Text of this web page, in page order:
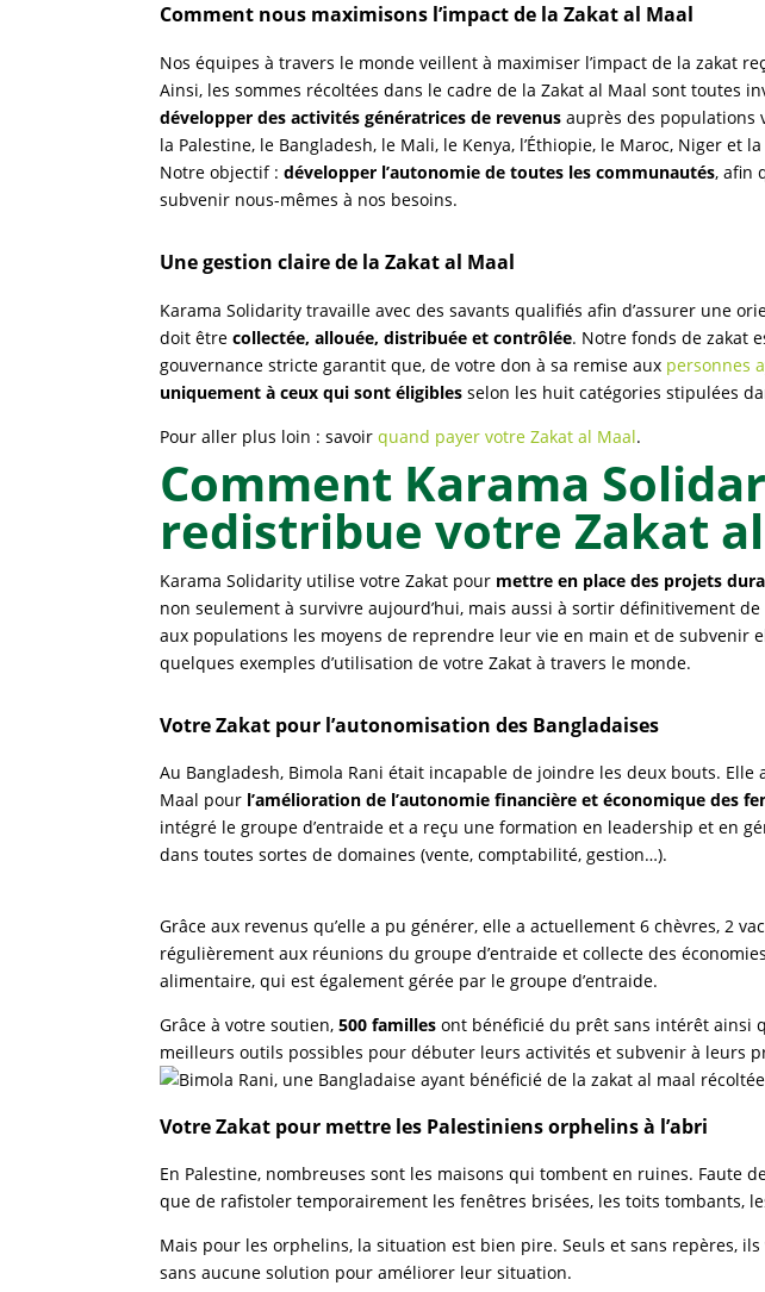
Comment nous maximisons l’impact de la Zakat al Maal
Nos équipes à travers le monde veillent à maximiser l’impact de la zakat
Ainsi, les sommes récoltées dans le cadre de la Zakat al Maal sont toutes
développer des activités génératrices de revenus auprès des populations
la Palestine, le Bangladesh, le Mali, le Kenya, l’Éthiopie, le Maroc, Niger et
Notre objectif :développer l’autonomie de toutes les communautés, afin
subvenir nous-mêmes à nos besoins.
Une gestion claire de la Zakat al Maal
Karama Solidarity travaille avec des savants qualifiés afin d’assurer une
doit êtrecollectée, allouée, distribuée et contrôlée. Notre fonds de zakat
gouvernance stricte garantit que, de votre don à sa remise aux personnes
uniquement à ceux qui sont éligibles selon les huit catégories stipulées
Pour aller plus loin : savoirquand payer votre Zakat al Maal.
Comment Karama
redistribue votre Zakat
Karama Solidarity utilise votre Zakat pour mettre en place des projets
non seulement à survivre aujourd’hui, mais aussi à sortir définitivement
aux populations les moyens de reprendre leur vie en main et de subvenir
quelques exemples d’utilisation de votre Zakat à travers le monde.
Votre Zakat pour l’autonomisation des Bangladaises
Au Bangladesh, Bimola Rani était incapable de joindre les deux bouts.
Maal pour l’amélioration de l’autonomie financière et économique des
intégré le groupe d’entraide et a reçu une formation en leadership et en
dans toutes sortes de domaines (vente, comptabilité, gestion…).
Grâce aux revenus qu’elle a pu générer, elle a actuellement 6 chèvres, 2
régulièrement aux réunions du groupe d’entraide et collecte des
alimentaire, qui est également gérée par le groupe d’entraide.
Grâce à votre soutien,500 familles ont bénéficié du prêt sans intérêt ainsi
meilleurs outils possibles pour débuter leurs activités et subvenir à leurs
Votre Zakat pour mettre les Palestiniens orphelins à l’abri
En Palestine, nombreuses sont les maisons qui tombent en ruines. Faute
que de rafistoler temporairement les fenêtres brisées, les toits tombants,
Mais pour les orphelins, la situation est bien pire. Seuls et sans repères,
sans aucune solution pour améliorer leur situation.